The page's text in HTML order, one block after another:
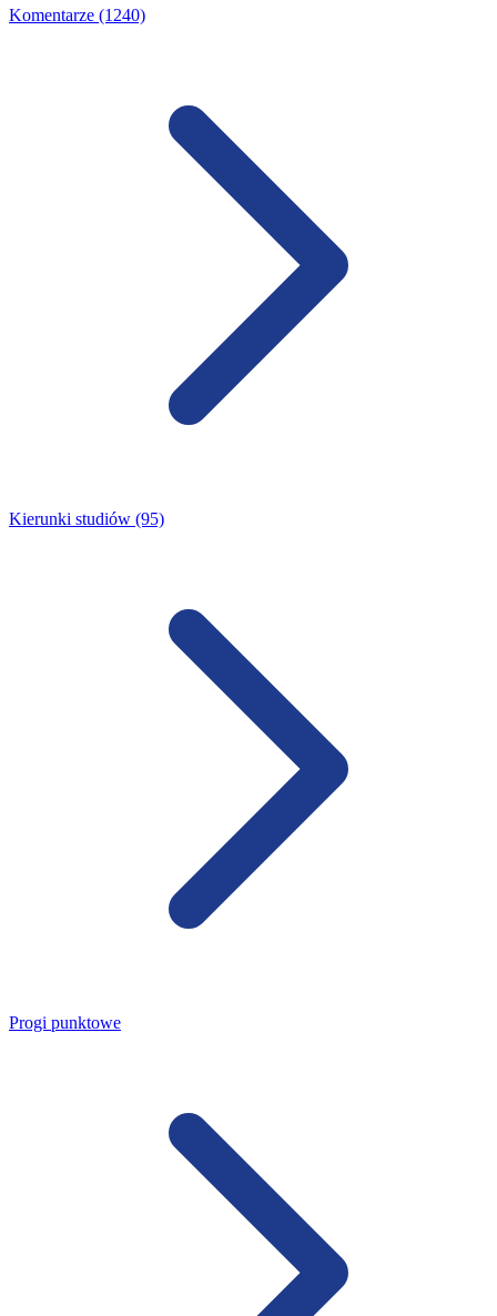
Komentarze (1240)
Kierunki studiów (95)
Progi punktowe